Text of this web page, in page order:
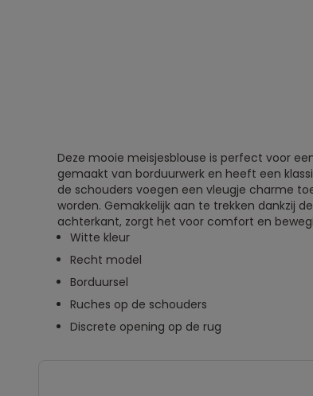
Deze mooie meisjesblouse is perfect voor
gemaakt van borduurwerk en heeft een
de schouders voegen een vleugje charme
worden. Gemakkelijk aan te trekken dankzij
achterkant, zorgt het voor comfort en
Witte kleur
Recht model
Borduursel
Ruches op de schouders
Discrete opening op de rug